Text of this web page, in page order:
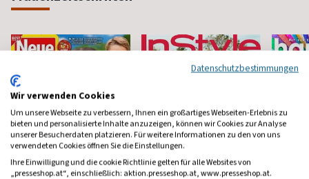
Datenschutzbestimmungen
Wir verwenden Cookies
Um unsere Webseite zu verbessern, Ihnen ein großartiges Webseiten-Erlebnis zu
bieten und personalisierte Inhalte anzuzeigen, können wir Cookies zur Analyse
unserer Besucherdaten platzieren. Für weitere Informationen zu den von uns
verwendeten Cookies öffnen Sie die Einstellungen.
Ihre Einwilligung und die cookie Richtlinie gelten für alle Websites von
„presseshop.at“, einschließlich: aktion.presseshop.at, www.presseshop.at.